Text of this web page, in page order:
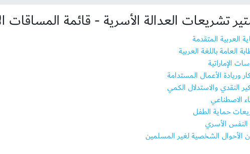
تشريعات العدالة الأسرية - قائمة المساقات
العربية المتقدمة
العامة باللغة العربية
الإماراتية
وريادة الأعمال المستدامة
النقدي والاستدلال الكمي
الاصطناعي
حماية الطفل
الأسري
الأحوال الشخصية لغير المسلمين